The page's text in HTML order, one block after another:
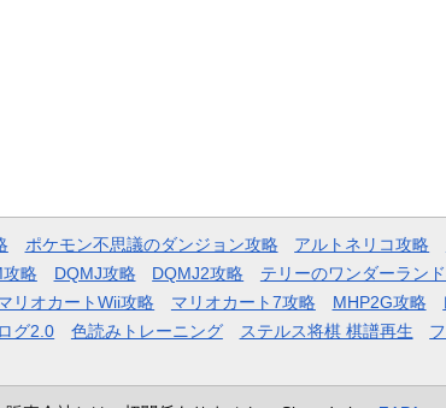
ポケモン不思議のダンジョン攻略 アルトネリコ攻略
略 DQMJ攻略 DQMJ2攻略 テリーのワンダーラン
リオカートWii攻略 マリオカート7攻略 MHP2G攻略
グ2.0 色読みトレーニング ステルス将棋 棋譜再生